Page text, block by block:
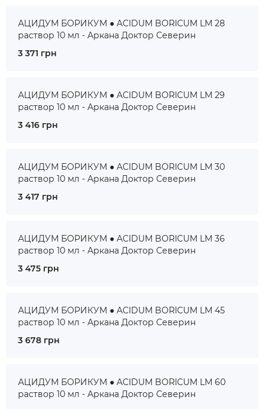
АЦИДУМ БОРИКУМ ● ACIDUM BORICUM LM 28
раствор 10 мл - Аркана Доктор Северин
3 371 грн
АЦИДУМ БОРИКУМ ● ACIDUM BORICUM LM 29
раствор 10 мл - Аркана Доктор Северин
3 416 грн
АЦИДУМ БОРИКУМ ● ACIDUM BORICUM LM 30
раствор 10 мл - Аркана Доктор Северин
3 417 грн
АЦИДУМ БОРИКУМ ● ACIDUM BORICUM LM 36
раствор 10 мл - Аркана Доктор Северин
3 475 грн
АЦИДУМ БОРИКУМ ● ACIDUM BORICUM LM 45
раствор 10 мл - Аркана Доктор Северин
3 678 грн
АЦИДУМ БОРИКУМ ● ACIDUM BORICUM LM 60
раствор 10 мл - Аркана Доктор Северин